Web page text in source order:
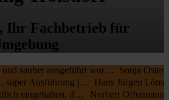
Ihr Fachbetrieb für
Sonja Oster
Die Arbeiten sind zügig und sauber ausgeführt worden, wir waren sehr zufrieden. Die MA waren freundlich , nochmal ein Danke schön an die beiden.
Hans Jürgen Löns
Freundliche Mitarbeiter , super Ausführung jederzeit zu empfehlen
Norbert Offermann
Der Termin wurde pünktlich eingehalten, die Mitarbeiter waren kundenfreundlich und haben alles gut erledigt. Die Rechnung entsprach dem Auftrag.